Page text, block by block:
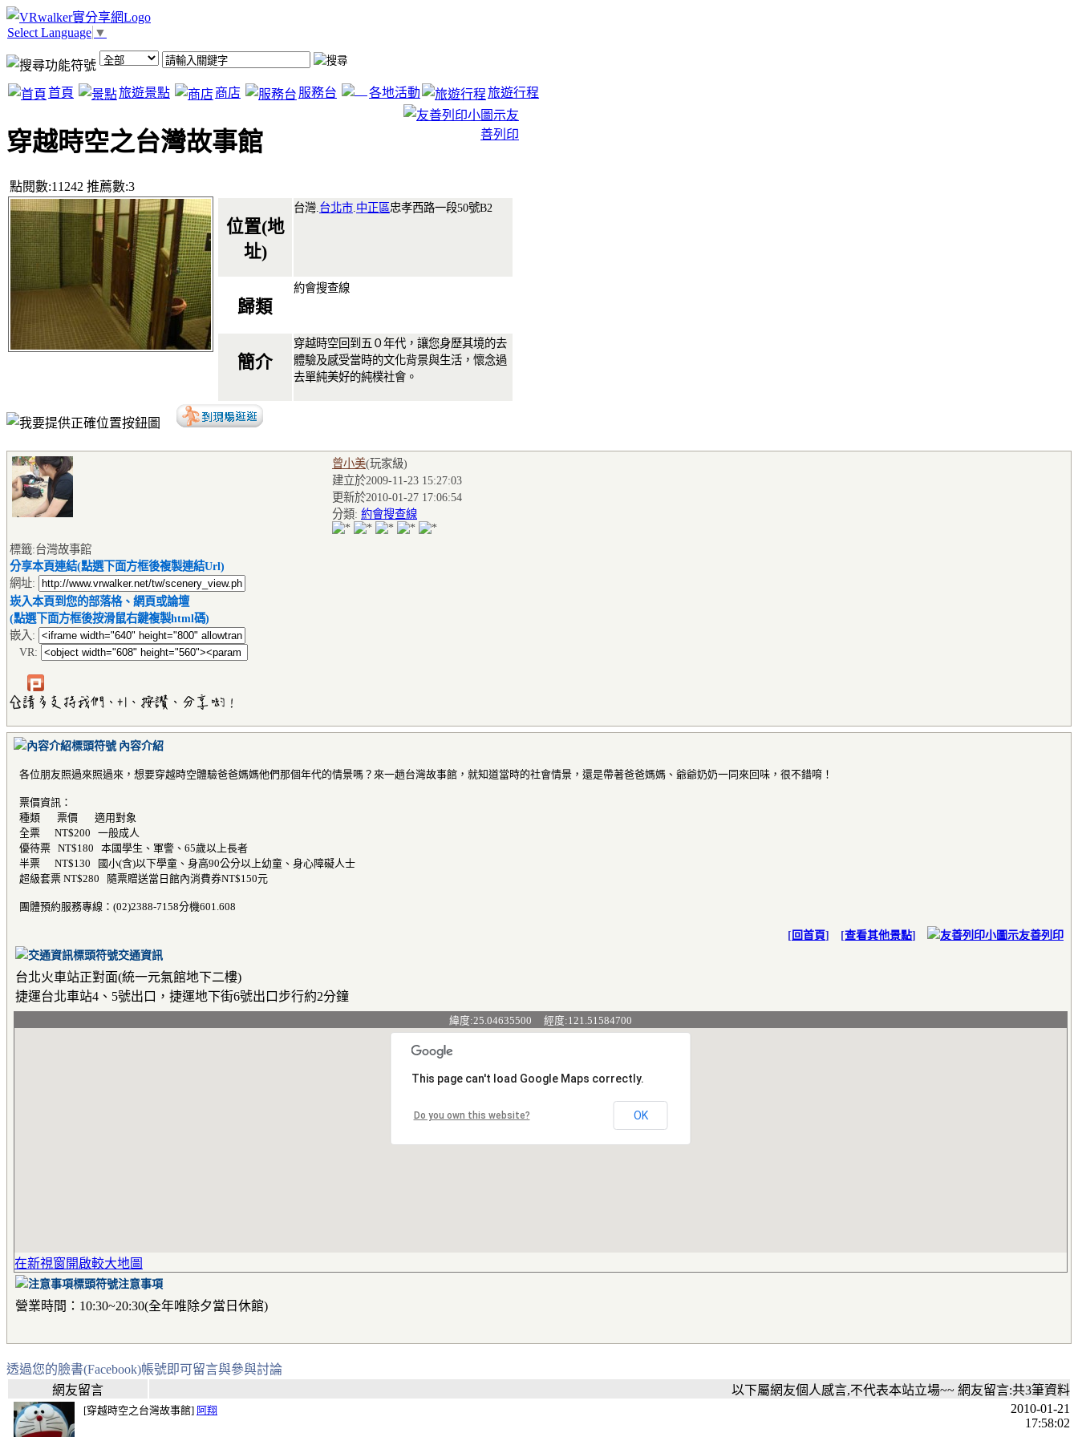
Select Language ▼
首頁 旅遊景點 商店 服務台 各地活動 旅遊行程
穿越時空之台灣故事館
點閱數:11242 推薦數:3
友
善列印
位置(地
址)
台灣. 台北市 中正區忠孝西路一段50號B2
歸類
約會搜查線
簡介
穿越時空回到五０年代，讓您身歷其境的去
體驗及感受當時的文化背景與生活，懷念過
去單純美好的純樸社會。
曾小美(玩家級)
建立於2009-11-23 15:27:03
更新於2010-01-27 17:06:54
分類: 約會搜查線
標籤:台灣故事館
分享本頁連結(點選下面方框後複製連結Url)
網址:
崁入本頁到您的部落格、網頁或論壇
(點選下面方框後按滑鼠右鍵複製html碼)
嵌入:
VR:
內容介紹
各位朋友照過來照過來，想要穿越時空體驗爸爸媽媽他們那個年代的情景嗎？來一趟台灣故事館，就知道當時的社會情景，還是帶著爸爸媽媽、爺爺奶奶一同來回味，很不錯唷！
票價資訊：
種類 票價 適用對象
全票 NT$200 一般成人
優待票 NT$180 本國學生、軍警、65歲以上長者
半票 NT$130 國小(含)以下學童、身高90公分以上幼童、身心障礙人士
超級套票 NT$280 隨票贈送當日館內消費券NT$150元
團體預約服務專線：(02)2388-7158分機601.608
[ 回首頁] [查看其他景點]
友善列印
交通資訊
台北火車站正對面(統一元氣館地下二樓)
捷運台北車站4、5號出口，捷運地下街6號出口步行約2分鐘
緯度:25.04635500 經度:121.51584700
This page can't load Google Maps correctly.
Do you own this website? OK
在新視窗開啟較大地圖
注意事項
營業時間：10:30~20:30(全年唯除夕當日休館)
透過您的臉書(Facebook)帳號即可留言與參與討論
網友留言
以下屬網友個人感言,不代表本站立場~~ 網友留言:共3筆資料
[穿越時空之台灣故事館] 阿翔
2010-01-21
17:58:02